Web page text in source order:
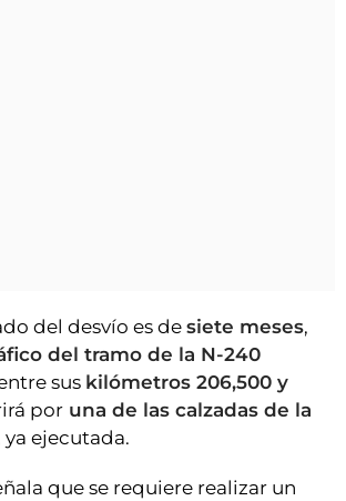
del desvío es de siete meses,
del tramo de la N-240
sus kilómetros 206,500 y
por una de las calzadas de la
ya ejecutada.
que se requiere realizar un